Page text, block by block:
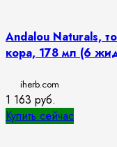
Andalou Naturals,
кора, 178 мл (6
iherb.com
1 163 руб.
Купить сейчас